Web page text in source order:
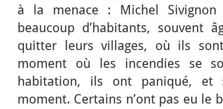
à la menace : Michel
beaucoup d’habitants, souvent
quitter leurs villages, où ils
moment où les incendies se
habitation, ils ont paniqué, et
moment. Certains n’ont pas eu le